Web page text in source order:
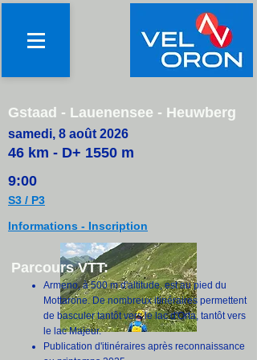
Gstaad - Lauenensee - Heuwberg
samedi, 8 août 2026
46 km - D+ 1550 m
9:00
S3 / P3
Informations - Inscription
Parcours VTT:
Armeno, à 500 m d'altitude, est au pied du
Mottarone. De nombreux itinéraires permettent
de basculer tantôt vers le lac d'Orta, tantôt vers
le lac Majeur.
Publication d'itinéraires après reconnaissance